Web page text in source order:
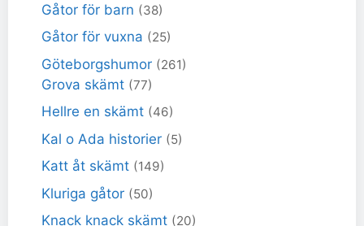
Gåtor för barn (38)
Gåtor för vuxna (25)
Göteborgshumor (261)
Grova skämt (77)
Hellre en skämt (46)
Kal o Ada historier (5)
Katt åt skämt (149)
Kluriga gåtor (50)
Knack knack skämt (20)